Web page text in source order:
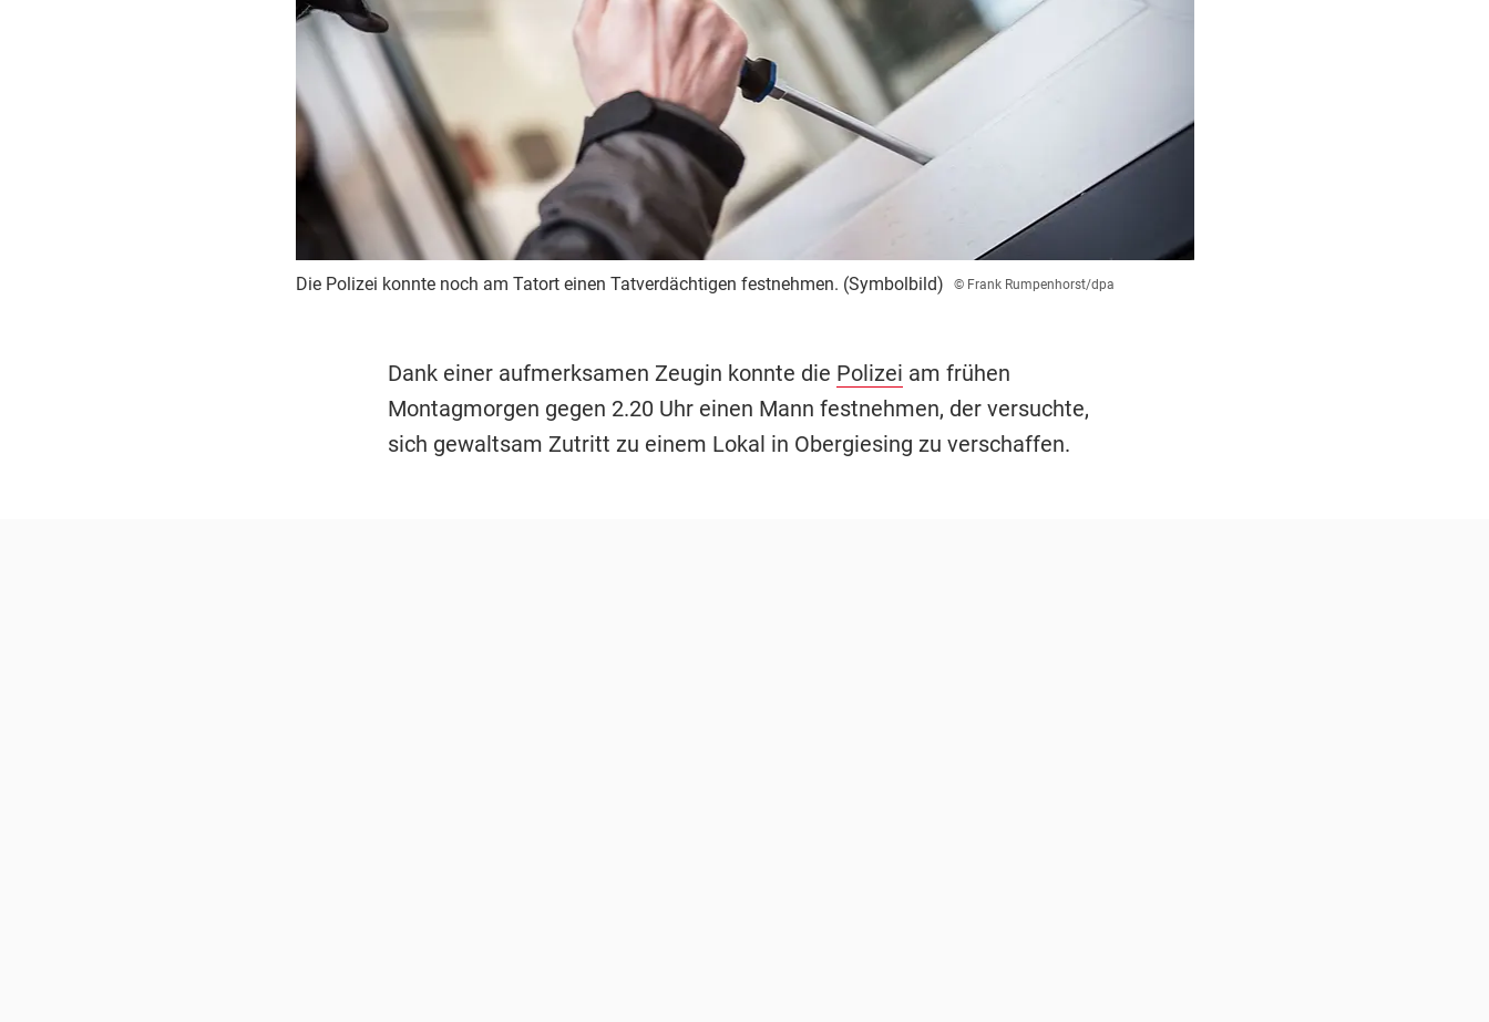
Die Polizei konnte noch am Tatort einen Tatverdächtigen festnehmen. (Symbolbild) © Frank Rumpenhorst/dpa
Dank einer aufmerksamen Zeugin konnte die Polizei am frühen
Montagmorgen gegen 2.20 Uhr einen Mann festnehmen, der versuchte,
sich gewaltsam Zutritt zu einem Lokal in Obergiesing zu verschaffen.